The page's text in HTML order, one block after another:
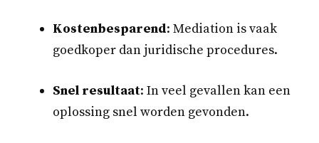
Kostenbesparend: Mediation is vaak
goedkoper dan juridische procedures.
Snel resultaat: In veel gevallen kan een
oplossing snel worden gevonden.